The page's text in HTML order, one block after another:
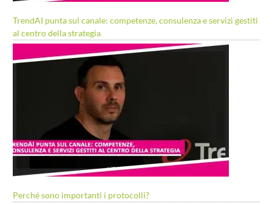
TrendAI punta sul canale: competenze, consulenza e servizi gestiti
al centro della strategia
Perché sono importanti i protocolli?